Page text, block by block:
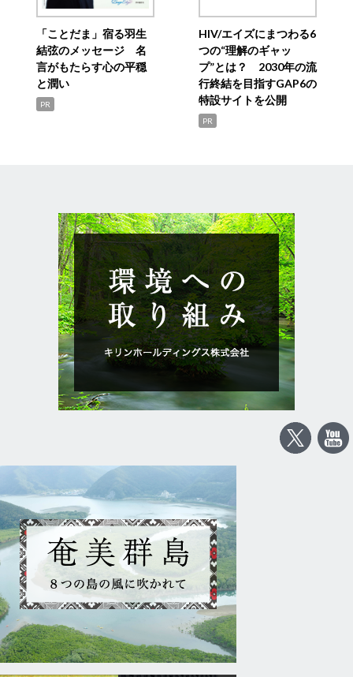
「ことだま」宿る羽生
結弦のメッセージ 名
言がもたらす心の平穏
と潤い
PR
HIV/エイズにまつわる6
つの“理解のギャッ
プ”とは？ 2030年の流
行終結を目指すGAP6の
特設サイトを公開
PR